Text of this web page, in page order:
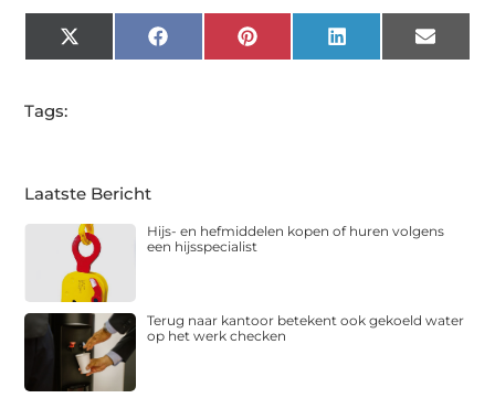
X
(Twitter)
FacebookPinterest LinkedIn Email
Tags:
Laatste Bericht
Hijs- en hefmiddelen kopen of huren volgens
een hijsspecialist
Terug naar kantoor betekent ook gekoeld water
op het werk checken